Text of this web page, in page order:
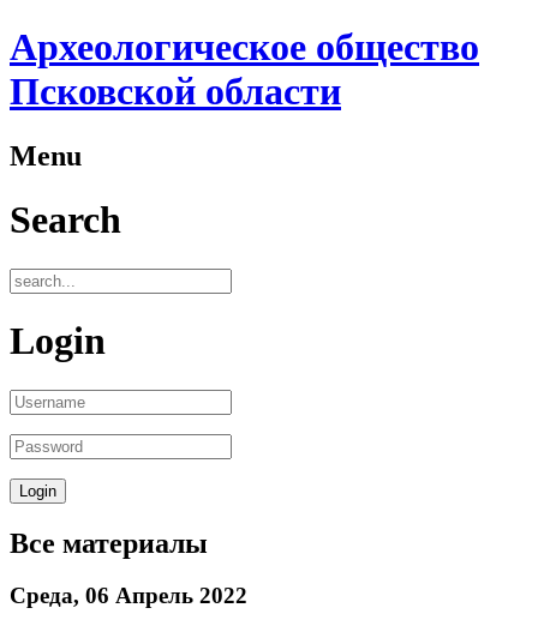
Археологическое общество
Псковской области
Menu
Search
Login
Все материалы
Среда, 06 Апрель 2022